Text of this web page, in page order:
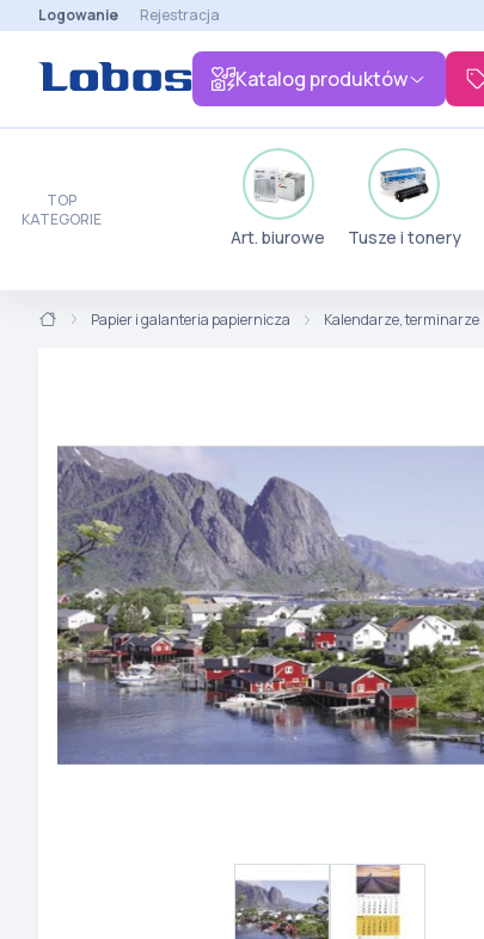
Logowanie Rejestracja
Katalog produktów
TOP
KATEGORIE
Art. biurowe Tusze i tonery
Papier i galanteria papiernicza Kalendarze, terminarze